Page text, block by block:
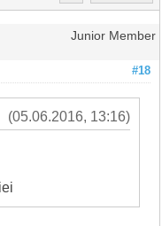
Junior Member
#18
(05.06.2016, 13:16)